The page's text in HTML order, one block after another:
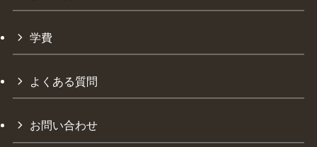
学費
よくある質問
お問い合わせ